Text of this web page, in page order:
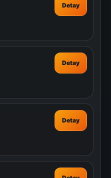
Detay
Detay
Detay